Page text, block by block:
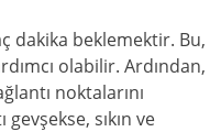
dakika beklemektir. Bu,
olabilir. Ardından,
noktalarını
sıkın ve